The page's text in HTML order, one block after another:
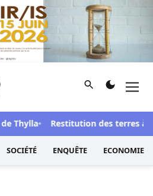
d'information et d'investigation
Rechercher
Thylla Restitution des terres à
SOCIÉTÉ ENQUÊTE ECONOMIE